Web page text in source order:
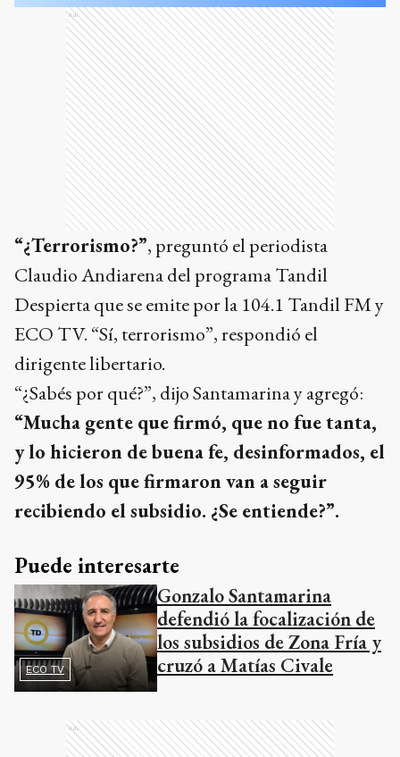
Ads
“¿Terrorismo?”, preguntó el periodista
Claudio Andiarena del programa Tandil
Despierta que se emite por la 104.1 Tandil FM y
ECO TV. “Sí, terrorismo”, respondió el
dirigente libertario.
“¿Sabés por qué?”, dijo Santamarina y agregó:
“Mucha gente que firmó, que no fue tanta,
y lo hicieron de buena fe, desinformados, el
95% de los que firmaron van a seguir
recibiendo el subsidio. ¿Se entiende?”.
Puede interesarte
ECO TV
Gonzalo Santamarina
defendió la focalización de
los subsidios de Zona Fría y
cruzó a Matías Civale
Ads